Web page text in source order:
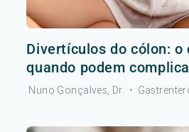
Divertículos do cólon: o
quando podem
Nuno Gonçalves, Dr. •